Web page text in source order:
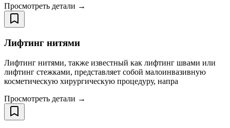
Просмотреть детали →
Лифтинг нитями
Лифтинг нитями, также известный как лифтинг швами или
лифтинг стежками, представляет собой малоинвазивную
косметическую хирургическую процедуру, напра
Просмотреть детали →